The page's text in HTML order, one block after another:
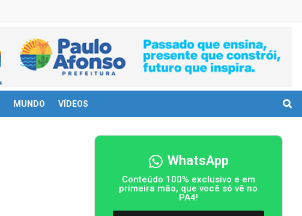
MUNDO VÍDEOS
WhatsApp
Conteúdo 100% exclusivo e em
primeira mão, que você só vê no
PA4!